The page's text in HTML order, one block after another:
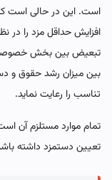
است. این در حالی است که
افزایش حداقل مزد را در
تبعیض بین بخش خصوصی
بین میزان رشد حقوق و
تناسب را رعایت نماید.
تمام موارد مستلزم آن
تعیین دستمزد داشته